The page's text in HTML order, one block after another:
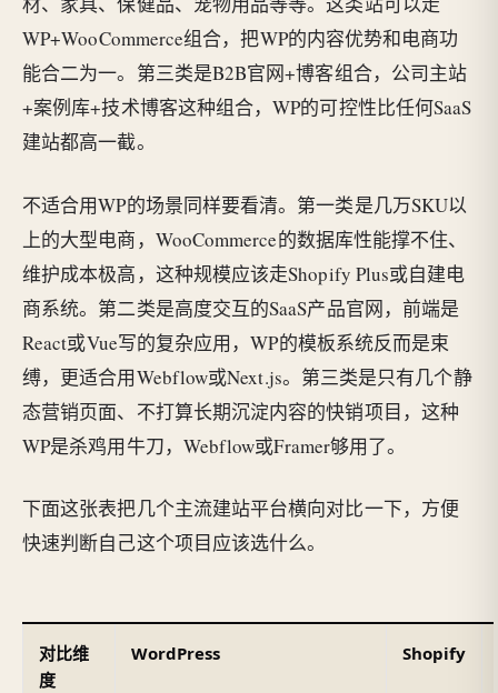
WP+WooCommerce组合，把WP的内容优势和电商功
能合二为一。第三类是B2B官网+博客组合，公司主站
+案例库+技术博客这种组合，WP的可控性比任何SaaS
建站都高一截。
不适合用WP的场景同样要看清。第一类是几万SKU以
上的大型电商，WooCommerce的数据库性能撑不住、
维护成本极高，这种规模应该走Shopify Plus或自建电
商系统。第二类是高度交互的SaaS产品官网，前端是
React或Vue写的复杂应用，WP的模板系统反而是束
缚，更适合用Webflow或Next.js。第三类是只有几个静
态营销页面、不打算长期沉淀内容的快销项目，这种
WP是杀鸡用牛刀，Webflow或Framer够用了。
下面这张表把几个主流建站平台横向对比一下，方便
快速判断自己这个项目应该选什么。
对比维
度
WordPress Shopify